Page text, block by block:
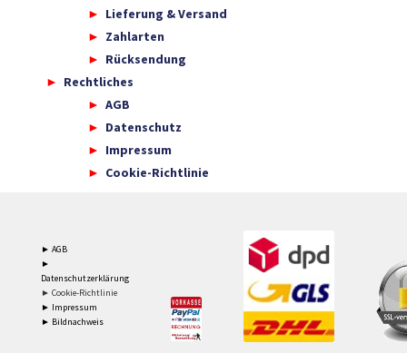
Lieferung & Versand
Zahlarten
Rücksendung
Rechtliches
AGB
Datenschutz
Impressum
Cookie-Richtlinie
► AGB
►
Datenschutzerklärung
► Cookie-Richtlinie
► Impressum
► Bildnachweis